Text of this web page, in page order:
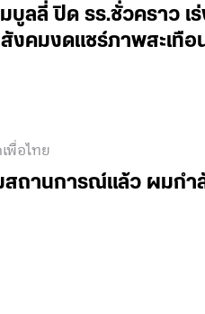
ลลี่ ปิด รร.ชั่วคราว เ
คมงดแชร์ภาพสะเทือ
พื่อไทย
สถานการณ์แล้ว ผมกำ